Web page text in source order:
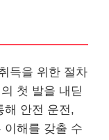
득을 위한 절차
첫 발을 내딛
해 안전 운전,
이해를 갖출 수